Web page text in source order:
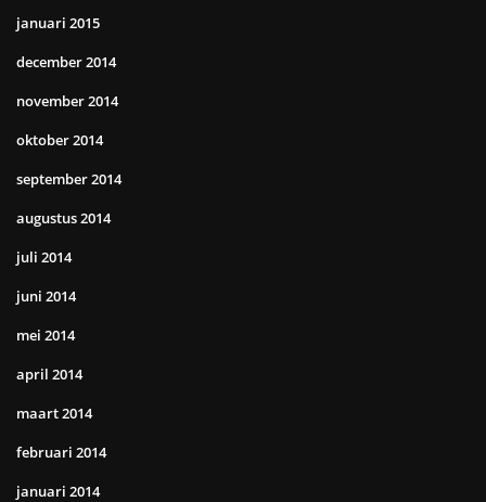
januari 2015
december 2014
november 2014
oktober 2014
september 2014
augustus 2014
juli 2014
juni 2014
mei 2014
april 2014
maart 2014
februari 2014
januari 2014